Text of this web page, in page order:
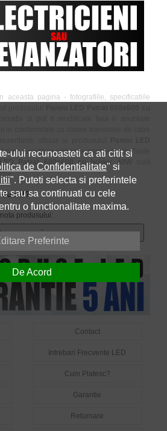
aceasta pagina - fotografiile, specificatiile
si nu constituie obligatie contractuala. Toate
LED Patrat 600x600 cu holder 40W
produsului:
un review
Contact
Intrebari Frecvente LED
Cum Platesc?
Garantie
Returnare
ului recunoasteti ca ati citit si
de Confidentialitate" si
". Puteti selecta si preferintele
sau sa continuati cu cele
o functionalitate maxima.
Preferinte
De Acord